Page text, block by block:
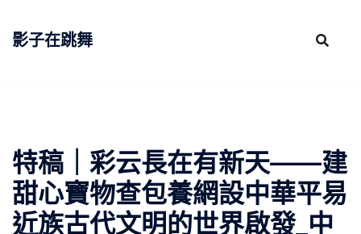
影子在跳舞
特稿｜彩云長在有新天——建
甜心寶物查包養網設中華平易
近族古代文明的世界啟發_中